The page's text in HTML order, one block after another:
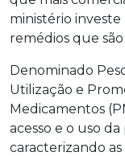
ministério
remédios que
Denominado
Utilização e
Medicamentos
acesso e o uso
caracterizando